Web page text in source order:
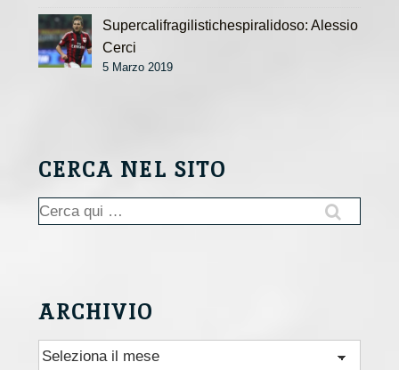
Supercalifragilistichespiralidoso: Alessio
Cerci
5 Marzo 2019
CERCA NEL SITO
Cerca:
ARCHIVIO
Archivio